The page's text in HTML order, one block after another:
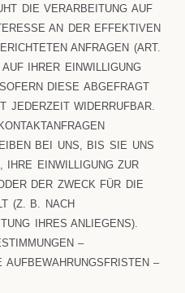
DIE VERARBEITUNG AUF U
AN DER EFFEKTIVEN B
ANFRAGEN (ART. 6
IHRER EINWILLIGUNG (
DIESE ABGEFRAGT W
WIDERRUFBAR.
BEI UNS, BIS SIE UNS
IHRE EINWILLIGUNG ZUR
DER ZWECK FÜR DIE
(Z. B. NACH
IHRES ANLIEGENS).
–
AUFBEWAHRUNGSFRISTEN –